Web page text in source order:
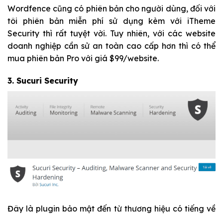
Wordfence cũng có phiên bản cho người dùng, đối với
tôi phiên bản miễn phí sử dụng kèm với iTheme
Security thì rất tuyệt vời. Tuy nhiên, với các website
doanh nghiệp cần sử an toàn cao cấp hơn thì có thể
mua phiên bản Pro với giá $99/website.
3. Sucuri Security
Đây là plugin bảo mật đến từ thương hiệu có tiếng về